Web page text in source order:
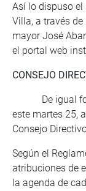
Así lo dispuso el
Villa, a través
mayor José
el portal web
CONSEJO
De igual
este martes 25,
Consejo
Según el
atribuciones de
la agenda de